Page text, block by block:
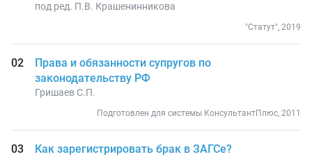
под ред. П.В. Крашенинникова
"Статут", 2019
Права и обязанности супругов по
законодательству РФ
Гришаев С.П.
Подготовлен для системы КонсультантПлюс, 2011
Как зарегистрировать брак в ЗАГСе?